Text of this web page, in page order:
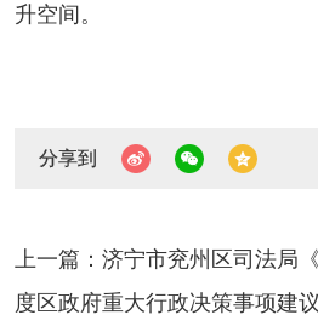
升空间。
分享到
上一篇：济宁市兖州区司法局
度区政府重大行政决策事项建